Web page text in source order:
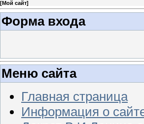
[Мой сайт]
Форма входа
Меню сайта
Главная страница
Информация о